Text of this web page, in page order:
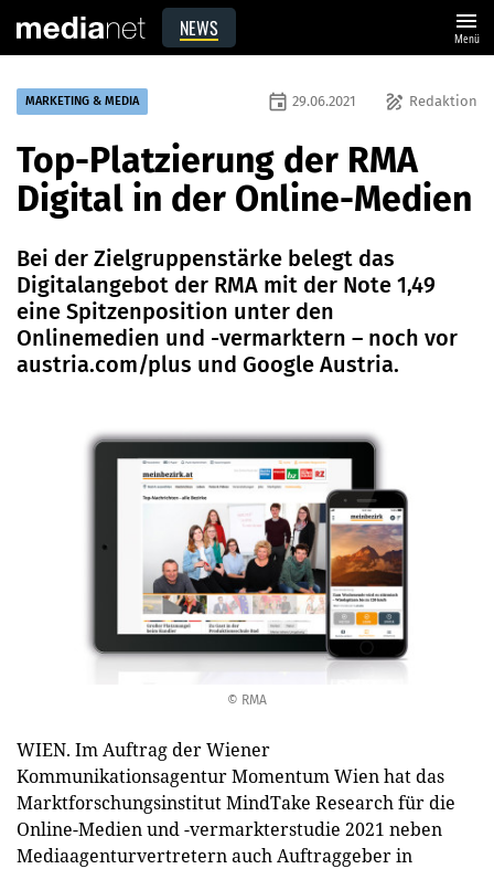
NEWS menu
Menü
© RMA
MARKETING & MEDIA draw Redaktion
event 29.06.2021
Top-Platzierung der RMA
Digital in der Online-Medien
Bei der Zielgruppenstärke belegt das
Digitalangebot der RMA mit der Note 1,49
eine Spitzenposition unter den
Onlinemedien und -vermarktern ­– noch vor
austria.com/plus und Google Austria.
WIEN. Im Auftrag der Wiener
Kommunikationsagentur Momentum Wien hat das
Marktforschungsinstitut MindTake Research für die
Online-Medien und -vermarkterstudie 2021 neben
Mediaagenturvertretern auch Auftraggeber in